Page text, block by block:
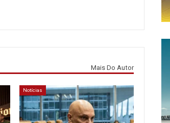
Mais Do Autor
Notícias